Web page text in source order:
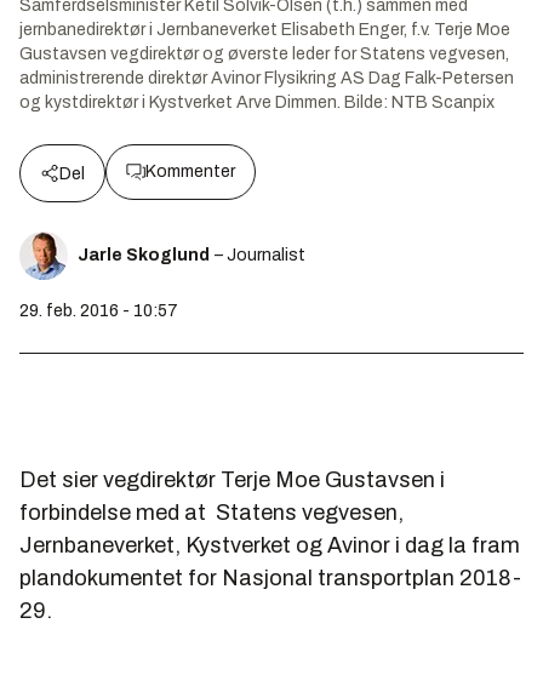
Samferdselsminister Ketil Solvik-Olsen (t.h.) sammen med
jernbanedirektør i Jernbaneverket Elisabeth Enger, f.v. Terje Moe
Gustavsen vegdirektør og øverste leder for Statens vegvesen,
administrerende direktør Avinor Flysikring AS Dag Falk-Petersen
og kystdirektør i Kystverket Arve Dimmen. Bilde: NTB Scanpix
Del Kommenter
Jarle Skoglund – Journalist
29. feb. 2016 - 10:57
Det sier vegdirektør Terje Moe Gustavsen i
forbindelse med at Statens vegvesen,
Jernbaneverket, Kystverket og Avinor i dag la fram
plandokumentet for Nasjonal transportplan 2018-
29.